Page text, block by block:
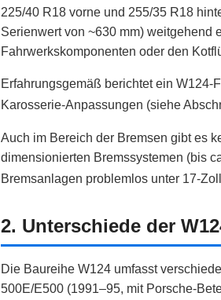
225/40 R18 vorne und 255/35 R18
Serienwert von ~630 mm) weitgehend
Fahrwerkskomponenten oder den
Erfahrungsgemäß berichtet ein W124-
Karosserie-Anpassungen (siehe
Auch im Bereich der Bremsen gibt es
dimensionierten Bremssystemen (bis
Bremsanlagen problemlos unter
2. Unterschiede der
Die Baureihe W124 umfasst
500E/E500 (1991–95, mit Porsche-